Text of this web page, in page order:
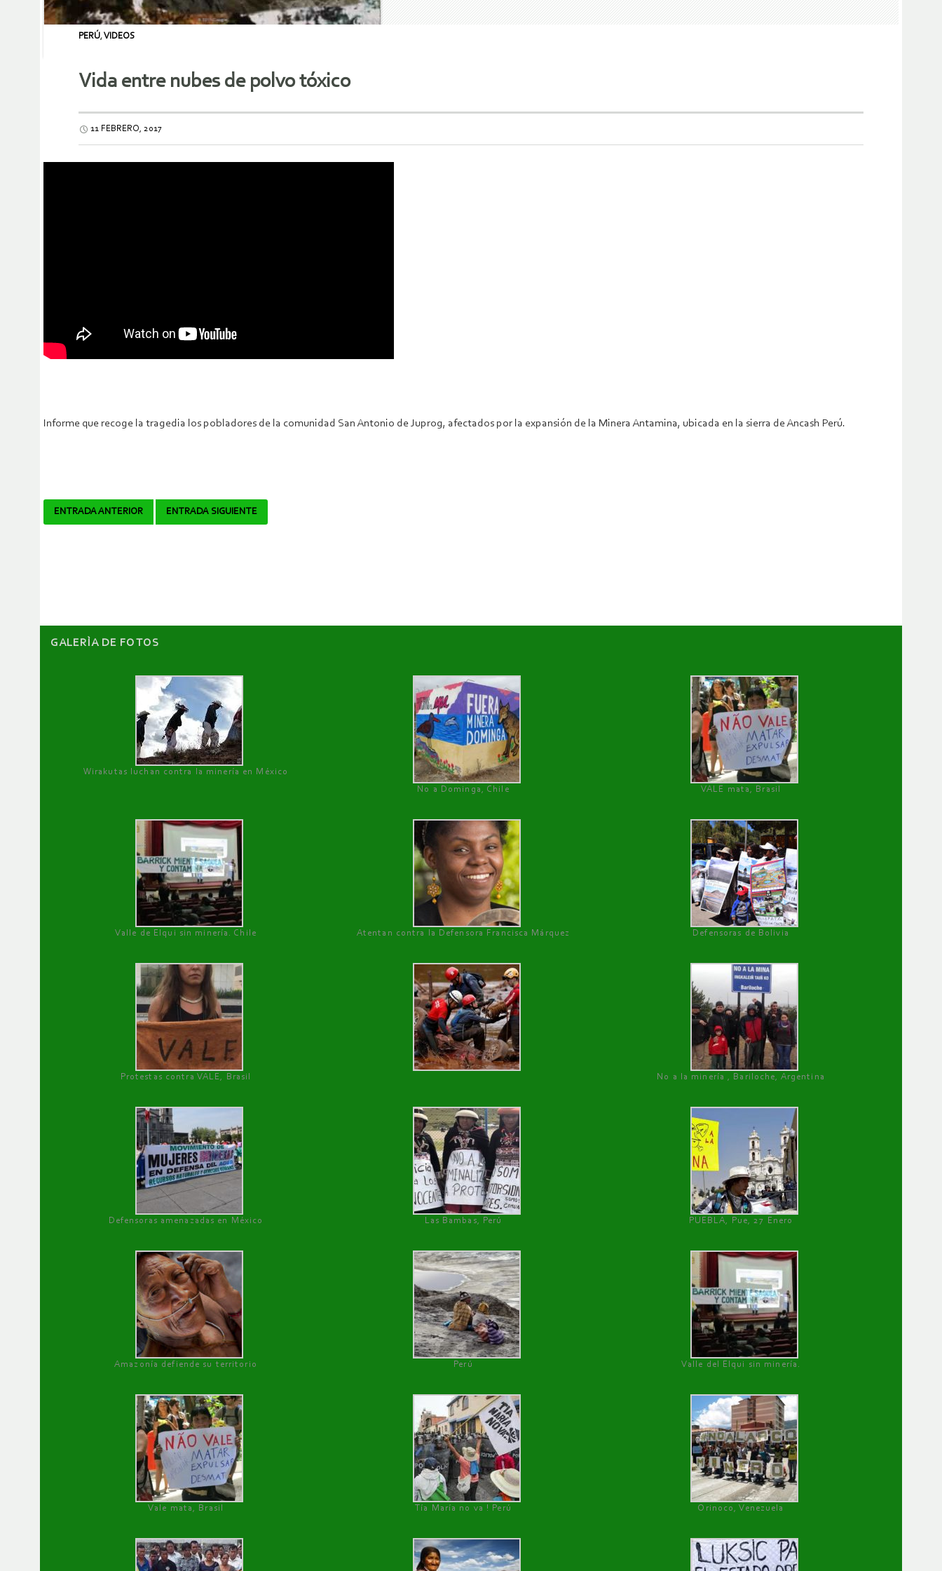
PERÚ,VIDEOS
Vida entre nubes de polvo tóxico
11 FEBRERO, 2017
Informe que recoge la tragedia los pobladores de la comunidad San Antonio de Juprog, afectados por la expansión de la Minera Antamina, ubicada en la sierra de Ancash Perú.
Navegador
ENTRADA ANTERIOR ENTRADA SIGUIENTE
GALERÌA DE FOTOS
Wirakutas luchan contra la minería en México
No a Dominga, Chile
VALE mata, Brasil
Valle de Elqui sin minería. Chile Atentan contra la Defensora Francisca Márquez Defensoras de Bolivia
Protestas contra VALE, Brasil No a la minería , Bariloche, Argentina
Defensoras amenazadas en México Las Bambas, Perú PUEBLA, Pue, 27 Enero
Amazonía defiende su territorio Perú Valle del Elqui sin minería.
Vale mata, Brasil Tía María no va ! Perú Orinoco, Venezuela